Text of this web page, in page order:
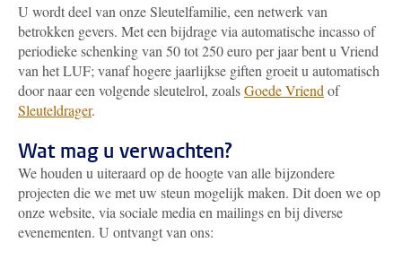
U wordt deel van onze Sleutelfamilie, een netwerk van
betrokken gevers. Met een bijdrage via automatische incasso of
periodieke schenking van 50 tot 250 euro per jaar bent u Vriend
van het LUF; vanaf hogere jaarlijkse giften groeit u automatisch
door naar een volgende sleutelrol, zoalsGoede Vriend of
Sleuteldrager.
Wat mag u verwachten?
We houden u uiteraard op de hoogte van alle bijzondere
projecten die we met uw steun mogelijk maken. Dit doen we op
onze website, via sociale media en mailings en bij diverse
evenementen. U ontvangt van ons: